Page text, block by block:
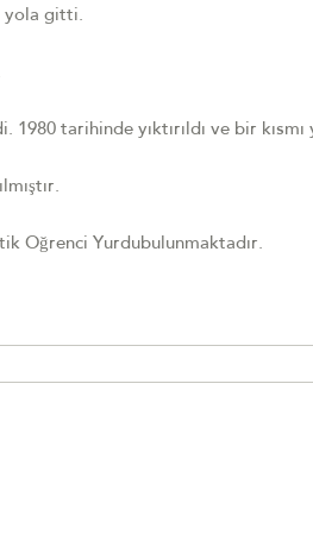
yola gitti.
1980 tarihinde yıktırıldı ve bir
Oğrenci Yurdubulunmaktadır.